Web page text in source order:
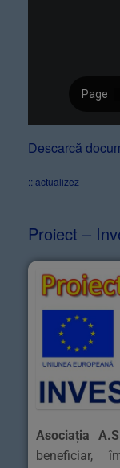
Descarcă
:: actualizez
Proiect –
Asociația
beneficiar,